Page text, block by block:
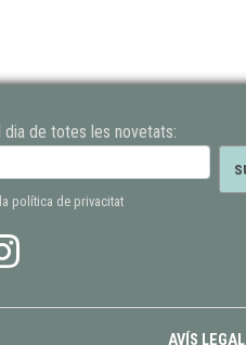
dia de totes les novetats:
política de privacitat
AVÍS LEGAL